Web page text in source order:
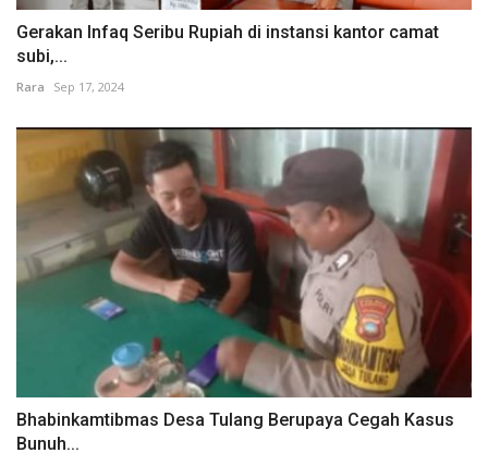
Gerakan Infaq Seribu Rupiah di instansi kantor camat
subi,...
Rara Sep 17, 2024
Bhabinkamtibmas Desa Tulang Berupaya Cegah Kasus
Bunuh...